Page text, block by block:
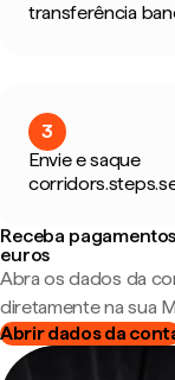
transferência
3
Envie e saque
Receba
euros
Abra os dados da
diretamente na sua
Abrir dados da